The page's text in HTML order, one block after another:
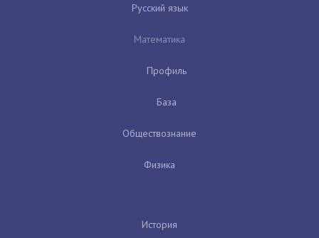
Русский язык
Математика
Профиль
База
Обществознание
Физика
История